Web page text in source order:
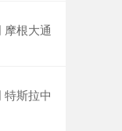
根大通
斯拉中